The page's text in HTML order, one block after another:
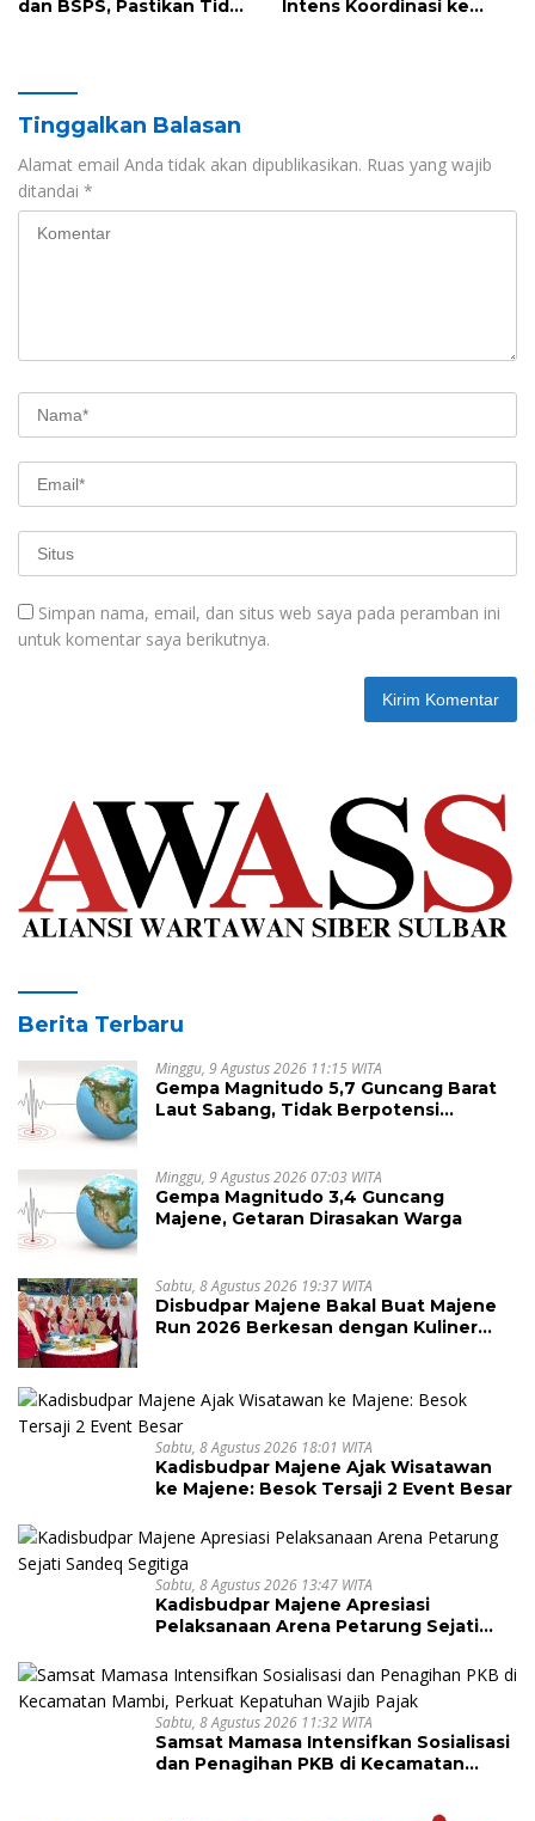
dan BSPS, Pastikan Tidak
Intens Koordinasi ke
Tinggalkan Balasan
Alamat email Anda tidak akan dipublikasikan. Ruas yang wajib
ditandai *
Simpan nama, email, dan situs web saya pada peramban ini
untuk komentar saya berikutnya.
Berita Terbaru
Minggu, 9 Agustus 2026 11:15 WITA
Gempa Magnitudo 5,7 Guncang Barat
Laut Sabang, Tidak Berpotensi
Minggu, 9 Agustus 2026 07:03 WITA
Gempa Magnitudo 3,4 Guncang
Majene, Getaran Dirasakan Warga
Sabtu, 8 Agustus 2026 19:37 WITA
Disbudpar Majene Bakal Buat Majene
Run 2026 Berkesan dengan Kuliner
Sabtu, 8 Agustus 2026 18:01 WITA
Kadisbudpar Majene Ajak Wisatawan
ke Majene: Besok Tersaji 2 Event Besar
Sabtu, 8 Agustus 2026 13:47 WITA
Kadisbudpar Majene Apresiasi
Pelaksanaan Arena Petarung Sejati
Sabtu, 8 Agustus 2026 11:32 WITA
Samsat Mamasa Intensifkan Sosialisasi
dan Penagihan PKB di Kecamatan